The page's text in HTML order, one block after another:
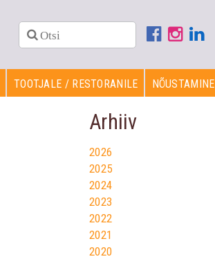
TOOTJALE / RESTORANILE NÕUSTAMINE
Arhiiv
2026
2025
2024
2023
2022
2021
2020